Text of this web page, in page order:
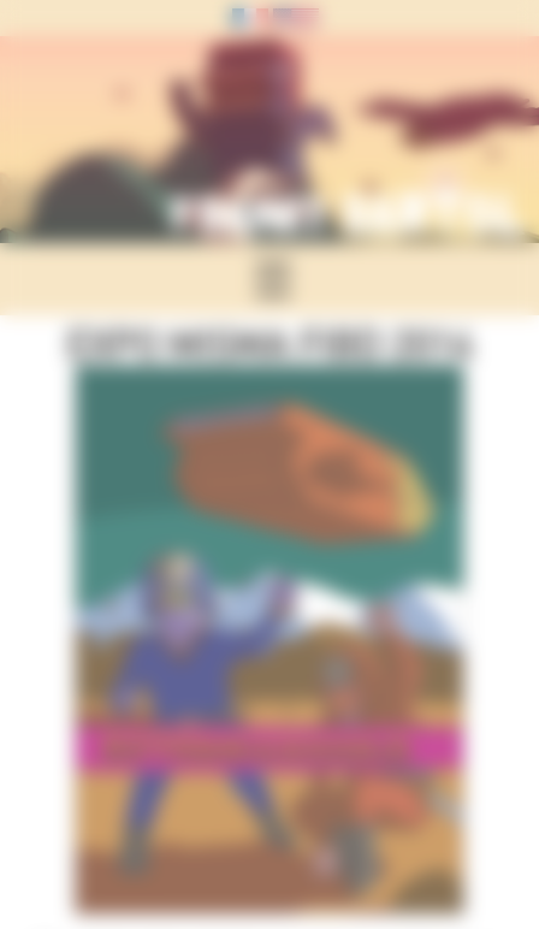
Panneau de gestion des cookies
EXPO MISMA FIBD 2014